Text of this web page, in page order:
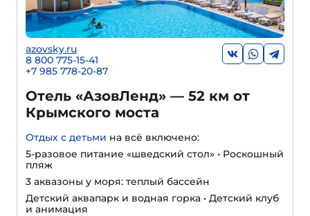
azovsky.ru
8 800 775-15-41
+7 985 778-20-87
Отель «АзовЛенд» — 52 км от
Крымского моста
Отдых с детьми на всё включено:
5-разовое питание «шведский стол» • Роскошный
пляж
3 аквазоны у моря: теплый бассейн
Детский аквапарк и водная горка • Детский клуб
и анимация